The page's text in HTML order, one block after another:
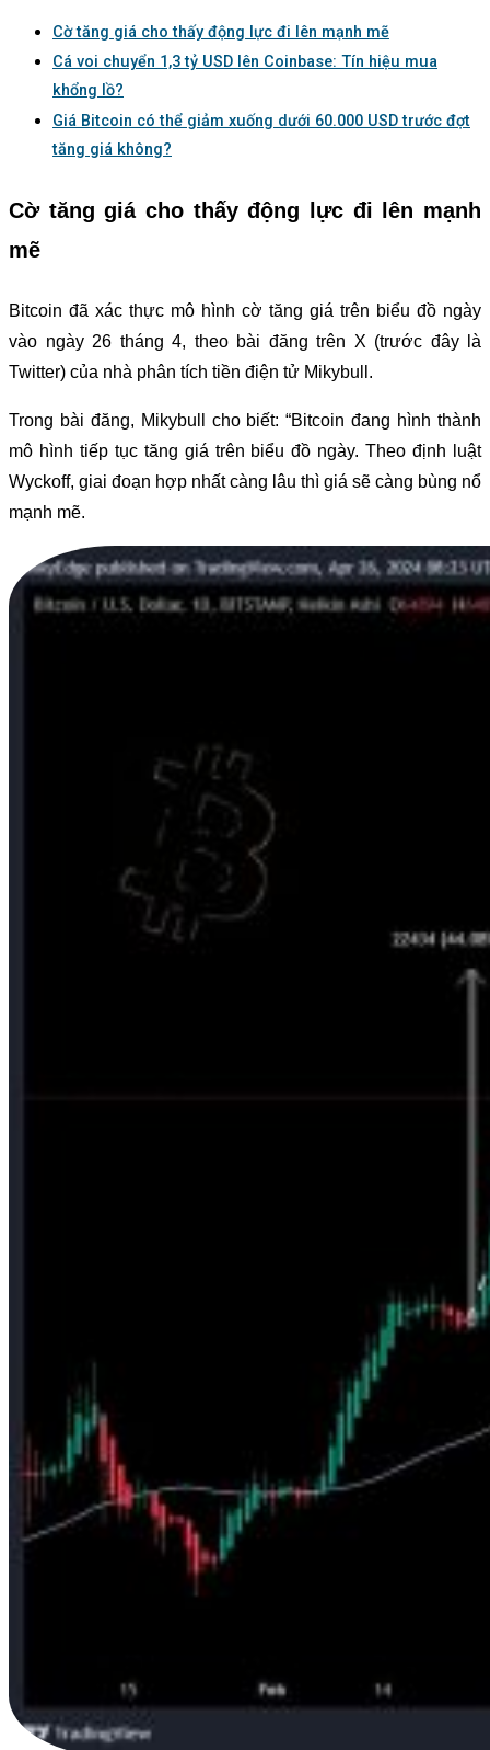
Cờ tăng giá cho thấy động lực đi lên mạnh mẽ
Cá voi chuyển 1,3 tỷ USD lên Coinbase: Tín hiệu mua
khổng lồ?
Giá Bitcoin có thể giảm xuống dưới 60.000 USD trước đợt
tăng giá không?
Cờ tăng giá cho thấy động lực đi lên mạnh
mẽ
Bitcoin đã xác thực mô hình cờ tăng giá trên biểu đồ ngày
vào ngày 26 tháng 4, theo bài đăng trên X (trước đây là
Twitter) của nhà phân tích tiền điện tử Mikybull.
Trong bài đăng, Mikybull cho biết: “Bitcoin đang hình thành
mô hình tiếp tục tăng giá trên biểu đồ ngày. Theo định luật
Wyckoff, giai đoạn hợp nhất càng lâu thì giá sẽ càng bùng nổ
mạnh mẽ.